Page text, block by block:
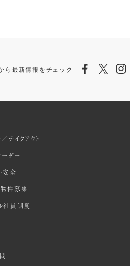
ら最新情報をチェック Facebook
Twitter
テイクアウト
ーダー
安全
件募集
社員制度